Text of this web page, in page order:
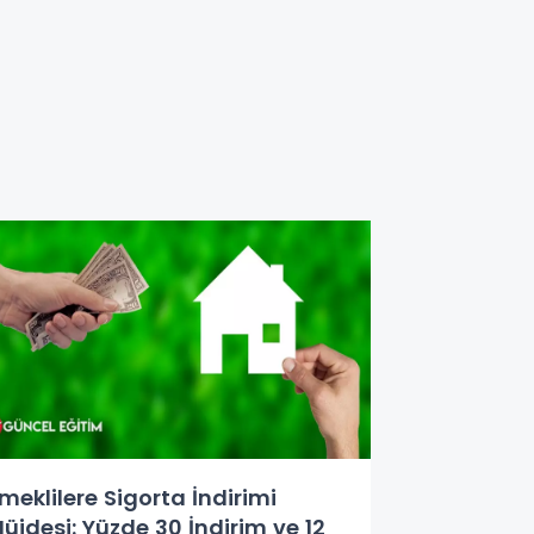
Sigorta İndirimi
Yüzde 30 İndirim ve 12